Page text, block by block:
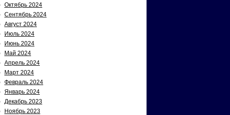
Октябрь 2024
Сентябрь 2024
Август 2024
Июль 2024
Июнь 2024
Май 2024
Апрель 2024
Март 2024
Февраль 2024
Январь 2024
Декабрь 2023
Ноябрь 2023